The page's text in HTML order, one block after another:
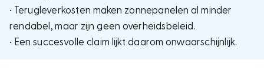
• Terugleverkosten maken zonnepanelen al minder
rendabel, maar zijn geen overheidsbeleid.
• Een succesvolle claim lijkt daarom onwaarschijnlijk.